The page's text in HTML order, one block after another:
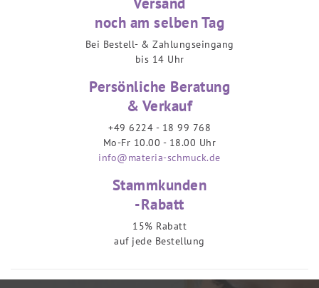
noch am selben Tag
Bei Bestell- & Zahlungseingang
bis 14 Uhr
Persönliche Beratung
& Verkauf
+49 6224 - 18 99 768
Mo-Fr 10.00 - 18.00 Uhr
info@materia-schmuck.de
Stammkunden
-Rabatt
15% Rabatt
auf jede Bestellung